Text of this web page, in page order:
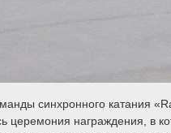
синхронного
церемония награждения, в